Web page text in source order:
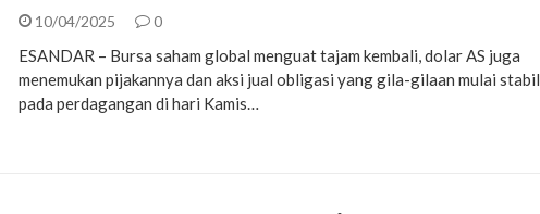
10/04/2025 0
ESANDAR – Bursa saham global menguat tajam kembali, dolar AS juga
menemukan pijakannya dan aksi jual obligasi yang gila-gilaan mulai stabil
pada perdagangan di hari Kamis…